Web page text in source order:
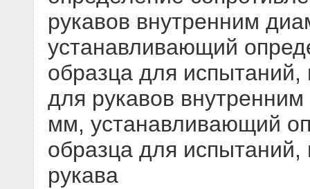
рукавов внутренним
устанавливающий
образца для испытаний,
для рукавов
мм, устанавливающий
образца для испытаний,
рукава